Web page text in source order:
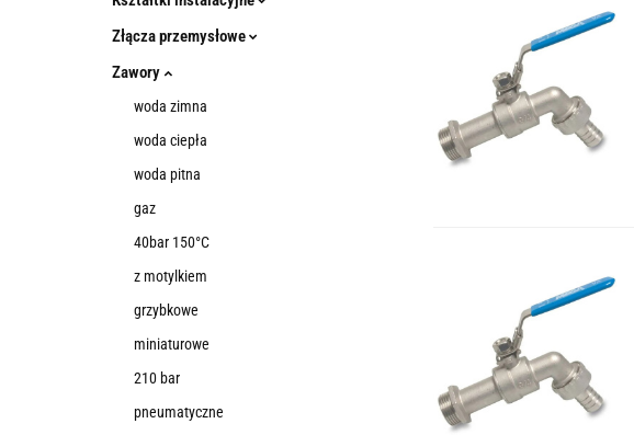
Złącza przemysłowe
Zawory
woda zimna
woda ciepła
woda pitna
gaz
40bar 150°C
z motylkiem
grzybkowe
miniaturowe
210 bar
pneumatyczne